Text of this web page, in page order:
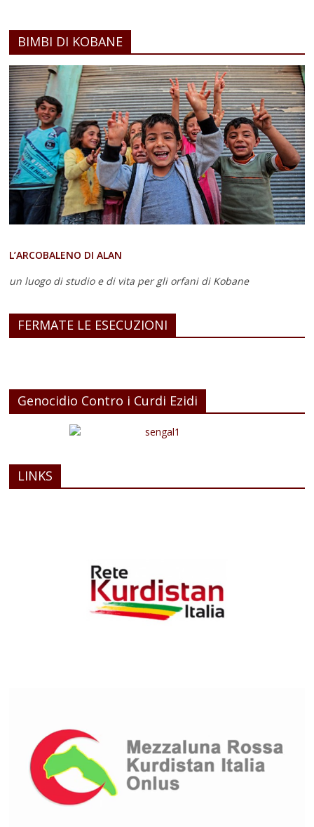
BIMBI DI KOBANE
L’ARCOBALENO DI ALAN
un luogo di studio e di vita per gli orfani di Kobane
FERMATE LE ESECUZIONI
Genocidio Contro i Curdi Ezidi
LINKS